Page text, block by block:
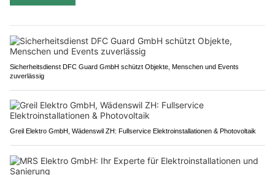
Sicherheitsdienst DFC Guard GmbH schützt Objekte, Menschen und Events
zuverlässig
Greil Elektro GmbH, Wädenswil ZH: Fullservice Elektroinstallationen & Photovoltaik